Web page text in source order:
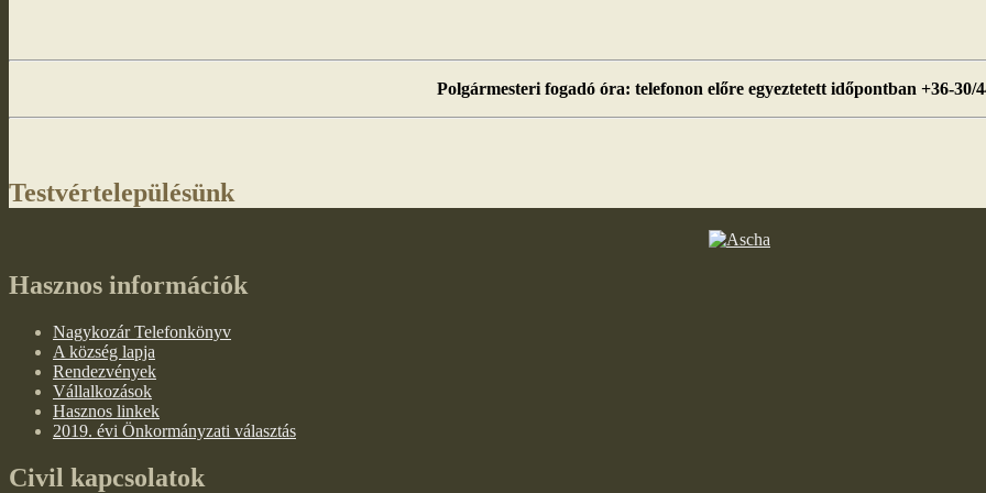
Polgármesteri fogadó óra: telefonon előre egyeztetett időpontban +36-30/
Testvértelepülésünk
Hasznos információk
Nagykozár Telefonkönyv
A község lapja
Rendezvények
Vállalkozások
Hasznos linkek
2019. évi Önkormányzati választás
Civil kapcsolatok